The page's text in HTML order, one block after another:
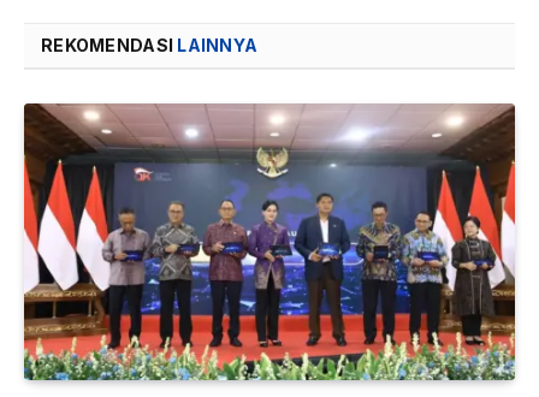
REKOMENDASI LAINNYA